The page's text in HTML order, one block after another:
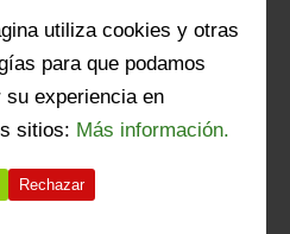
utiliza cookies y otras
para que podamos
su experiencia en
sitios: Más información.
Rechazar